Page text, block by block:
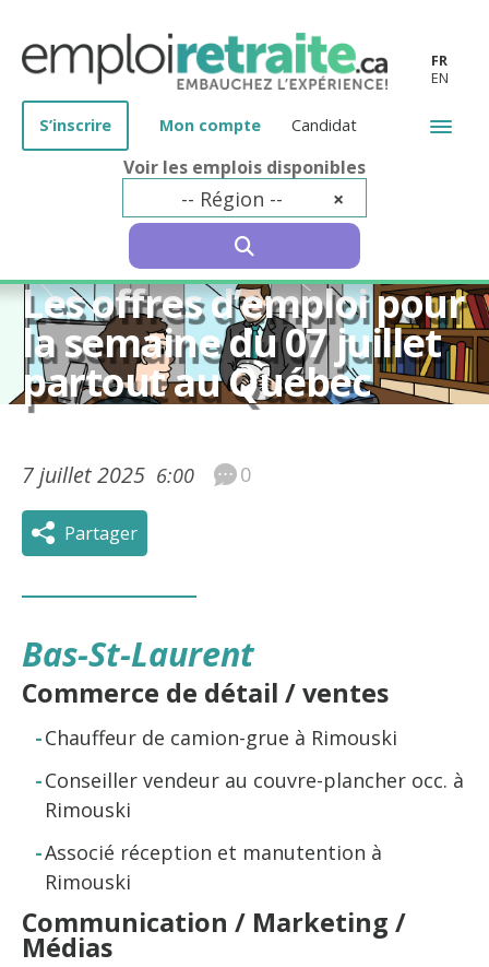
Voir les emplois disponibles
×
-- Région --
FR
EN
S’inscrire Mon compte Candidat
50 ans et plus
Les offres d’emploi pour
la semaine du 07 juillet
partout au Québec
7 juillet 2025 6:00 0
Partager
Bas-St-Laurent
Commerce de détail / ventes
Chauffeur de camion-grue à Rimouski
Conseiller vendeur au couvre-plancher occ. à
Rimouski
Associé réception et manutention à
Rimouski
Communication / Marketing /
Médias